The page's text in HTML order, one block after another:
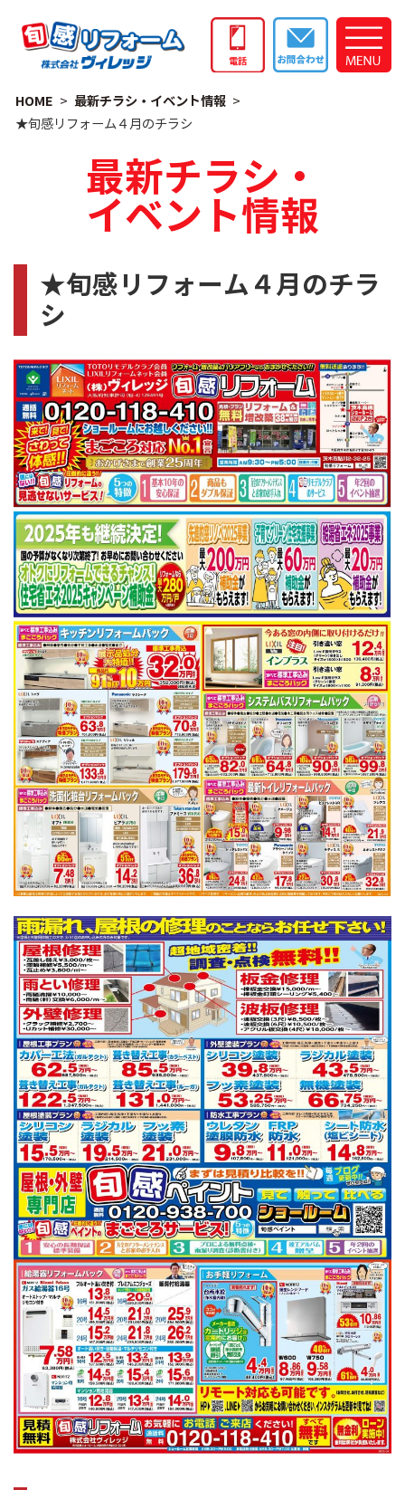
HOME
最新チラシ・イベント情報
★旬感リフォーム４月のチラシ
最新チラシ・
イベント情報
★旬感リフォーム４月のチラ
シ